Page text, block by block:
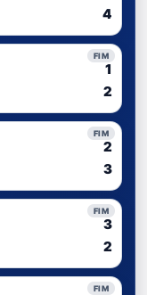
4
FIM
1
2
FIM
2
3
FIM
3
2
FIM